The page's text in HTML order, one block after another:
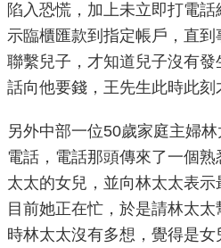
資
訊
政
府
資
訊
公
開
重
陷入恐慌，加上未立即打電
示臨櫃匯款到指定帳戶，直
聯繫兒子，才知道兒子沒有
話向他要錢，王先生此時此刻
另外中部一位50歲家庭主婦
電話，電話那頭傳來了一個
太太的女兒，並向林太太表示
目前她正在忙，於是請林太
時林太太沒有多想，覺得是女